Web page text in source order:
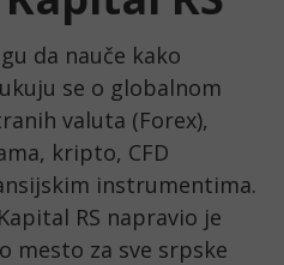
da nauče kako
se o globalnom
valuta (Forex),
kripto, CFD
instrumentima.
RS napravio je
mesto za sve srpske